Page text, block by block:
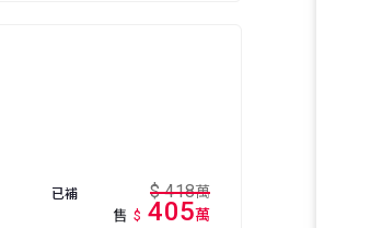
已補 $ 418萬
售 $ 405萬